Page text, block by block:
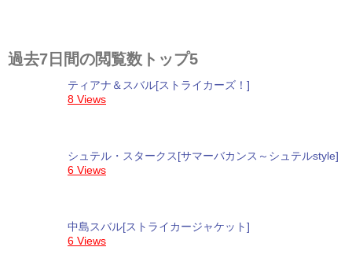
過去7日間の閲覧数トップ5
ティアナ＆スバル[ストライカーズ！]
8 Views
シュテル・スタークス[サマーバカンス～シュテルstyle]
6 Views
中島スバル[ストライカージャケット]
6 Views